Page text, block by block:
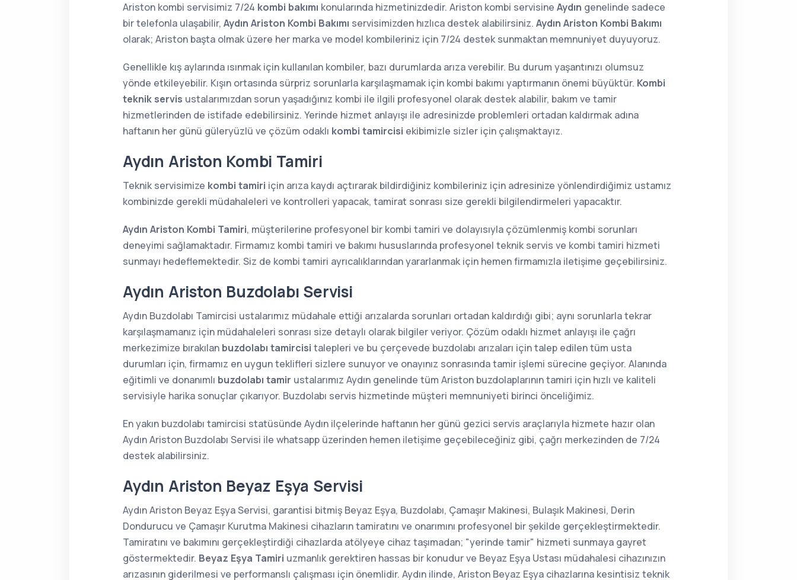
Ariston kombi servisimiz 7/24 kombi bakımı konularında hizmetinizdedir. Ariston kombi servisine Aydın genelinde sadece
bir telefonla ulaşabilir, Aydın Ariston Kombi Bakımı servisimizden hızlıca destek alabilirsiniz. Aydın Ariston Kombi Bakımı
olarak; Ariston başta olmak üzere her marka ve model kombileriniz için 7/24 destek sunmaktan memnuniyet duyuyoruz.
Genellikle kış aylarında ısınmak için kullanılan kombiler, bazı durumlarda arıza verebilir. Bu durum yaşantınızı olumsuz
yönde etkileyebilir. Kışın ortasında sürpriz sorunlarla karşılaşmamak için kombi bakımı yaptırmanın önemi büyüktür. Kombi
teknik servis ustalarımızdan sorun yaşadığınız kombi ile ilgili profesyonel olarak destek alabilir, bakım ve tamir
hizmetlerinden de istifade edebilirsiniz. Yerinde hizmet anlayışı ile adresinizde problemleri ortadan kaldırmak adına
haftanın her günü güleryüzlü ve çözüm odaklı kombi tamircisi ekibimizle sizler için çalışmaktayız.
Aydın Ariston Kombi Tamiri
Teknik servisimize kombi tamiri için arıza kaydı açtırarak bildirdiğiniz kombileriniz için adresinize yönlendirdiğimiz ustamız
kombinizde gerekli müdahaleleri ve kontrolleri yapacak, tamirat sonrası size gerekli bilgilendirmeleri yapacaktır.
Aydın Ariston Kombi Tamiri, müşterilerine profesyonel bir kombi tamiri ve dolayısıyla çözümlenmiş kombi sorunları
deneyimi sağlamaktadır. Firmamız kombi tamiri ve bakımı hususlarında profesyonel teknik servis ve kombi tamiri hizmeti
sunmayı hedeflemektedir. Siz de kombi tamiri ayrıcalıklarından yararlanmak için hemen firmamızla iletişime geçebilirsiniz.
Aydın Ariston Buzdolabı Servisi
Aydın Buzdolabı Tamircisi ustalarımız müdahale ettiği arızalarda sorunları ortadan kaldırdığı gibi; aynı sorunlarla tekrar
karşılaşmamanız için müdahaleleri sonrası size detaylı olarak bilgiler veriyor. Çözüm odaklı hizmet anlayışı ile çağrı
merkezimize bırakılan buzdolabı tamircisi talepleri ve bu çerçevede buzdolabı arızaları için talep edilen tüm usta
durumları için, firmamız en uygun teklifleri sizlere sunuyor ve onayınız sonrasında tamir işlemi sürecine geçiyor. Alanında
eğitimli ve donanımlı buzdolabı tamir ustalarımız Aydın genelinde tüm Ariston buzdolaplarının tamiri için hızlı ve kaliteli
servisiyle harika sonuçlar çıkarıyor. Buzdolabı servis hizmetinde müşteri memnuniyeti birinci önceliğimiz.
En yakın buzdolabı tamircisi statüsünde Aydın ilçelerinde haftanın her günü gezici servis araçlarıyla hizmete hazır olan
Aydın Ariston Buzdolabı Servisi ile whatsapp üzerinden hemen iletişime geçebileceğiniz gibi, çağrı merkezinden de 7/24
destek alabilirsiniz.
Aydın Ariston Beyaz Eşya Servisi
Aydın Ariston Beyaz Eşya Servisi, garantisi bitmiş Beyaz Eşya, Buzdolabı, Çamaşır Makinesi, Bulaşık Makinesi, Derin
Dondurucu ve Çamaşır Kurutma Makinesi cihazların tamiratını ve onarımını profesyonel bir şekilde gerçekleştirmektedir.
Tamiratını ve bakımını gerçekleştirdiği cihazlarda atölyeye cihaz taşımadan; "yerinde tamir" hizmeti sunmaya gayret
göstermektedir. Beyaz Eşya Tamiri uzmanlık gerektiren hassas bir konudur ve Beyaz Eşya Ustası müdahalesi cihazınızın
arızasının giderilmesi ve performanslı çalışması için önemlidir. Aydın ilinde, Ariston Beyaz Eşya cihazlarına kesintisiz teknik